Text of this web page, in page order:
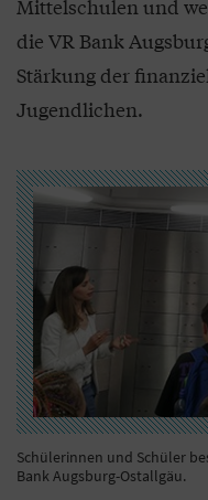
Mittelschulen und
die VR Bank
Stärkung der
Jugendlichen.
Schülerinnen und Schüler
Bank Augsburg-Ostallgäu.